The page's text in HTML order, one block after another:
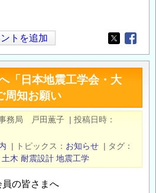
トを追加
Opens in
「日本地震工学会・大
周知お願い
務局 戸田薫子 | 投稿日時
| トピックス お知らせ | タグ
土木 耐震設計 地震工学
の皆さまへ